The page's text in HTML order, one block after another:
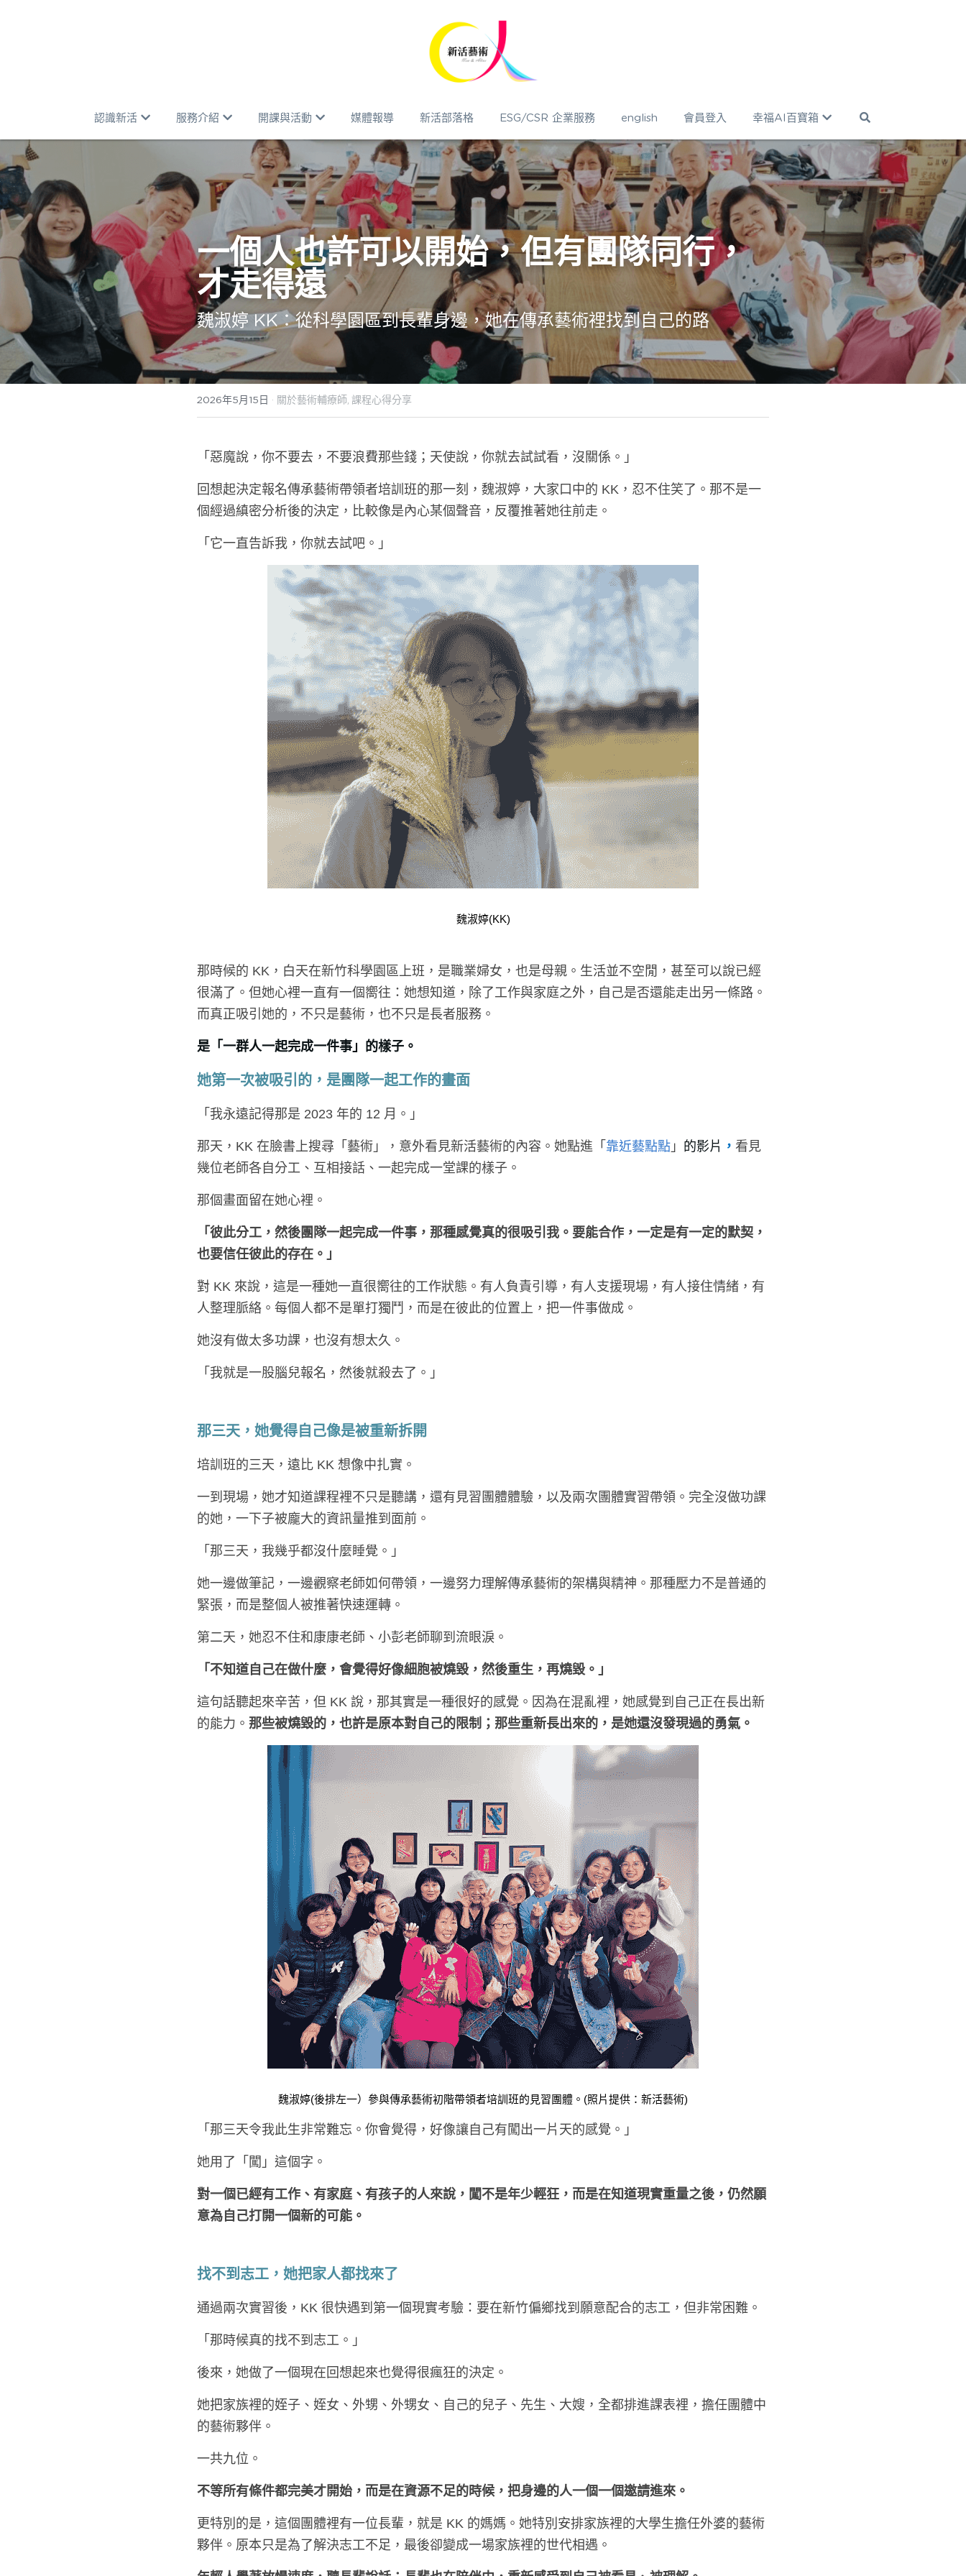
認識新活 服務介紹 開課與活動 媒體報導 新活部落格 ESG/CSR 企業服務 english 會員登入 幸福AI百寶箱
一個人也許可以開始，但有團隊同行，
才走得遠
魏淑婷 KK：從科學園區到長輩身邊，她在傳承藝術裡找到自己的路
2026年5月15日 · 關於藝術輔療師, 課程心得分享
「惡魔說，你不要去，不要浪費那些錢；天使說，你就去試試看，沒關係。」
回想起決定報名傳承藝術帶領者培訓班的那一刻，魏淑婷，大家口中的 KK，忍不住笑了。那不是一
個經過縝密分析後的決定，比較像是內心某個聲音，反覆推著她往前走。
「它一直告訴我，你就去試吧。」
魏淑婷(KK)
那時候的 KK，白天在新竹科學園區上班，是職業婦女，也是母親。生活並不空閒，甚至可以說已經
很滿了。但她心裡一直有一個嚮往：她想知道，除了工作與家庭之外，自己是否還能走出另一條路。
而真正吸引她的，不只是藝術，也不只是長者服務。
是「一群人一起完成一件事」的樣子。
她第一次被吸引的，是團隊一起工作的畫面
「我永遠記得那是 2023 年的 12 月。」
那天，KK 在臉書上搜尋「藝術」，意外看見新活藝術的內容。她點進「 靠近藝點點 」 的影片 ， 看見
幾位老師各自分工、互相接話、一起完成一堂課的樣子。
那個畫面留在她心裡。
「彼此分工，然後團隊一起完成一件事，那種感覺真的很吸引我。要能合作，一定是有一定的默契，
也要信任彼此的存在。」
對 KK 來說，這是一種她一直很嚮往的工作狀態。有人負責引導，有人支援現場，有人接住情緒，有
人整理脈絡。每個人都不是單打獨鬥，而是在彼此的位置上，把一件事做成。
她沒有做太多功課，也沒有想太久。
「我就是一股腦兒報名，然後就殺去了。」
那三天，她覺得自己像是被重新拆開
培訓班的三天，遠比 KK 想像中扎實。
一到現場，她才知道課程裡不只是聽講，還有見習團體體驗，以及兩次團體實習帶領。完全沒做功課
的她，一下子被龐大的資訊量推到面前。
「那三天，我幾乎都沒什麼睡覺。」
她一邊做筆記，一邊觀察老師如何帶領，一邊努力理解傳承藝術的架構與精神。那種壓力不是普通的
緊張，而是整個人被推著快速運轉。
第二天，她忍不住和康康老師、小彭老師聊到流眼淚。
「不知道自己在做什麼，會覺得好像細胞被燒毀，然後重生，再燒毀。」
這句話聽起來辛苦，但 KK 說，那其實是一種很好的感覺。因為在混亂裡，她感覺到自己正在長出新
的能力。 那些被燒毀的，也許是原本對自己的限制；那些重新長出來的，是她還沒發現過的勇氣。
魏淑婷(後排左一）參與傳承藝術初階帶領者培訓班的見習團體。(照片提供：新活藝術)
「那三天令我此生非常難忘。你會覺得，好像讓自己有闖出一片天的感覺。」
她用了「闖」這個字。
對一個已經有工作、有家庭、有孩子的人來說，闖不是年少輕狂，而是在知道現實重量之後，仍然願
意為自己打開一個新的可能。
找不到志工，她把家人都找來了
通過兩次實習後，KK 很快遇到第一個現實考驗：要在新竹偏鄉找到願意配合的志工，但非常困難。
「那時候真的找不到志工。」
後來，她做了一個現在回想起來也覺得很瘋狂的決定。
她把家族裡的姪子、姪女、外甥、外甥女、自己的兒子、先生、大嫂，全都排進課表裡，擔任團體中
的藝術夥伴。
一共九位。
不等所有條件都完美才開始，而是在資源不足的時候，把身邊的人一個一個邀請進來。
更特別的是，這個團體裡有一位長輩，就是 KK 的媽媽。她特別安排家族裡的大學生擔任外婆的藝術
夥伴。原本只是為了解決志工不足，最後卻變成一場家族裡的世代相遇。